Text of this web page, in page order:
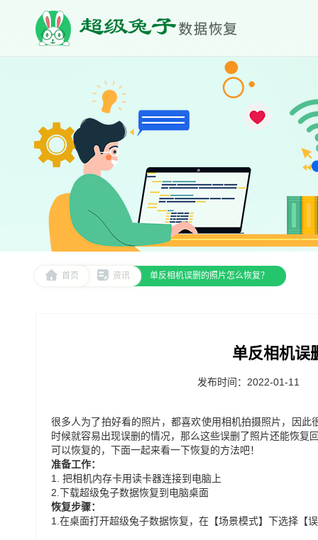
首页 资讯 单反相机误删的照片怎么恢复？
单反相机误
发布时间：2022-01-11
很多人为了拍好看的照片，都喜欢使用相机拍摄照片，因
时候就容易出现误删的情况，那么这些误删了照片还能恢复
可以恢复的，下面一起来看一下恢复的方法吧！
准备工作：
1. 把相机内存卡用读卡器连接到电脑上
2. 下载超级兔子数据恢复到电脑桌面
恢复步骤：
1. 在桌面打开超级兔子数据恢复，在【场景模式】下选择【